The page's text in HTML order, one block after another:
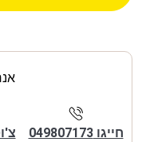
חייגו 049807173